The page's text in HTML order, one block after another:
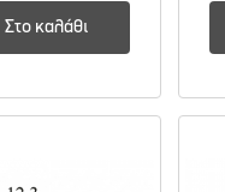
Στο καλάθι